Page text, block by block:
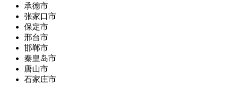
承德市
张家口市
保定市
邢台市
邯郸市
秦皇岛市
唐山市
石家庄市